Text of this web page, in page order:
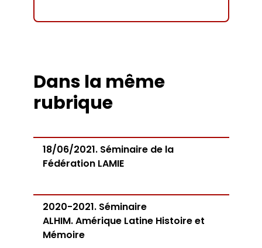
Dans la même
rubrique
18/06/2021. Séminaire de la
Fédération LAMIE
2020-2021. Séminaire
ALHIM. Amérique Latine Histoire et
Mémoire